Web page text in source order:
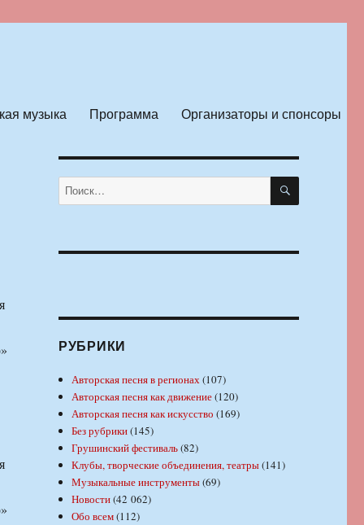
музыка Программа Организаторы и спонсоры
Искать: ПОИСК
РУБРИКИ
Авторская песня в регионах(107)
Авторская песня как движение(120)
Авторская песня как искусство (169)
Без рубрики(145)
Грушинский фестиваль(82)
Клубы, творческие объединения, театры(141)
Музыкальные инструменты(69)
Новости(42 062)
Обо всем(112)